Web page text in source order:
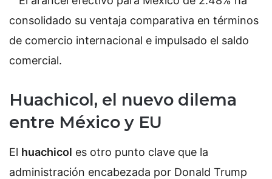
Huachicol, el nuevo dilema
entre México y EU
El huachicol es otro punto clave que la
administración encabezada por Donald Trump